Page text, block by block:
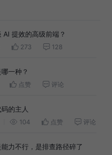
提效的高级前端？
273 128
一种？
点赞 评论
的主人
104 点赞 评论
力不行，是排查路径碎了